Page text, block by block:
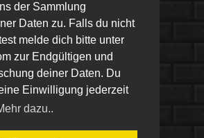
der Sammlung
Daten zu. Falls du nicht
melde dich bitte unter
zur Endgültigen und
deiner Daten. Du
Einwilligung jederzeit
dazu..